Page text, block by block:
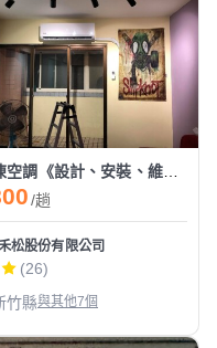
冷凍空調《設計、安裝、維修、保養》
/趟
松股份有限公司
(26)
竹縣與其他7個